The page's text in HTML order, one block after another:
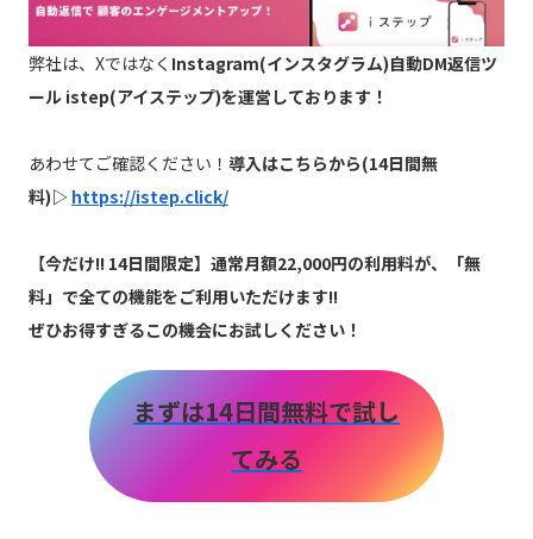
弊社は、Xではなく Instagram(インスタグラム)自動DM返信ツ
ール istep(アイステップ)を運営しております！
あわせてご確認ください！ 導入はこちらから(14日間無
料)▷ https://istep.click/
【今だけ!! 14日間限定】通常月額22,000円の利用料が、「無
料」で全ての機能をご利用いただけます!!
ぜひお得すぎるこの機会にお試しください！
まずは14日間無料で試し
てみる